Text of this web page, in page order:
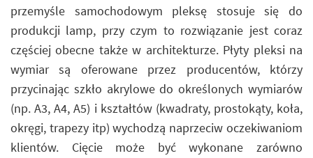
przemyśle samochodowym pleksę stosuje się do
produkcji lamp, przy czym to rozwiązanie jest coraz
częściej obecne także w architekturze. Płyty pleksi na
wymiar są oferowane przez producentów, którzy
przycinając szkło akrylowe do określonych wymiarów
(np. A3, A4, A5) i kształtów (kwadraty, prostokąty, koła,
okręgi, trapezy itp) wychodzą naprzeciw oczekiwaniom
klientów. Cięcie może być wykonane zarówno